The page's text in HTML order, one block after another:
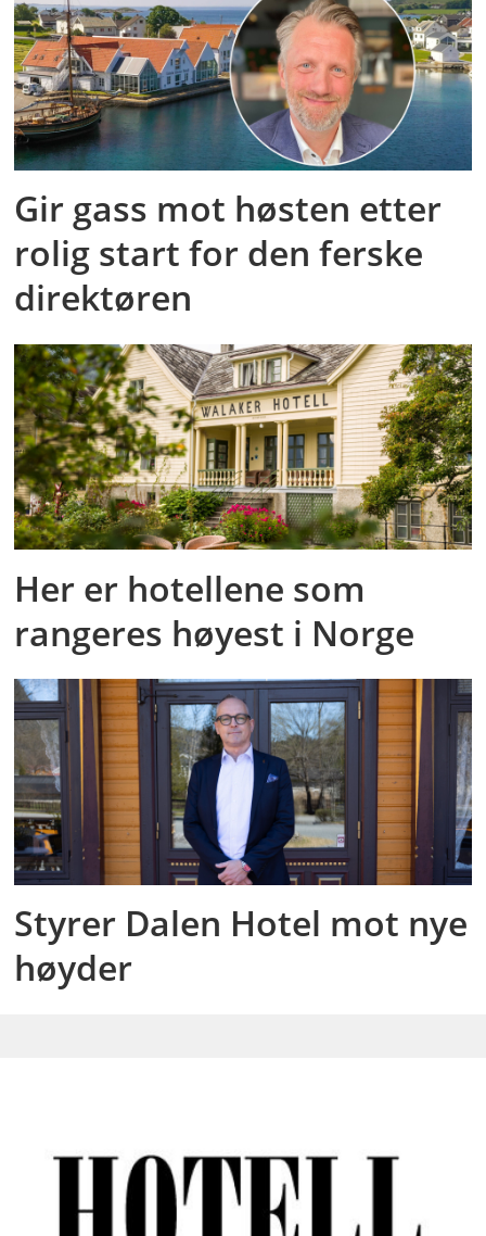
Gir gass mot høsten etter
rolig start for den ferske
direktøren
Her er hotellene som
rangeres høyest i Norge
Styrer Dalen Hotel mot nye
høyder